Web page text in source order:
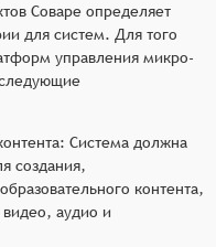
Соваре определяет
для систем. Для того
управления микро-
Система должна
создания,
контента,
аудио и